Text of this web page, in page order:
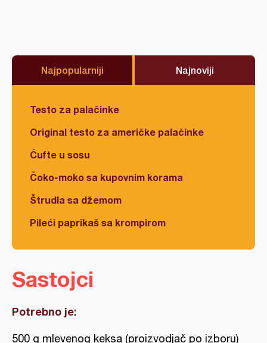
Najpopularniji Najnoviji
Testo za palačinke
Original testo za američke palačinke
Ćufte u sosu
Čoko-moko sa kupovnim korama
Štrudla sa džemom
Pileći paprikaš sa krompirom
Sastojci
Potrebno je:
500 g mlevenog keksa (proizvodjač po izboru)